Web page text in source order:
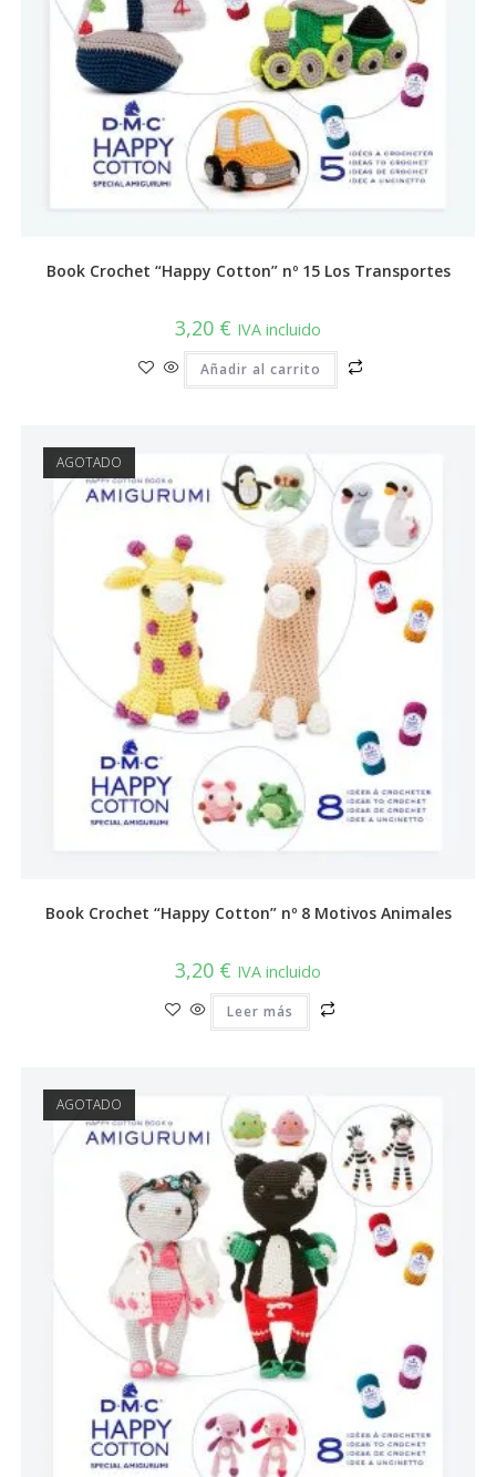
Book Crochet “Happy Cotton” nº 15 Los Transportes
3,20 € IVA incluido
Añadir al carrito
AGOTADO
Book Crochet “Happy Cotton” nº 8 Motivos Animales
3,20 € IVA incluido
Leer más
AGOTADO